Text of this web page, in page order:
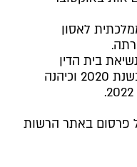
לאסון
בית הדין
הציוני העליון בקונגרס הל"ח בשנת 2020 וכיהנה
פרסום באתר הרשות